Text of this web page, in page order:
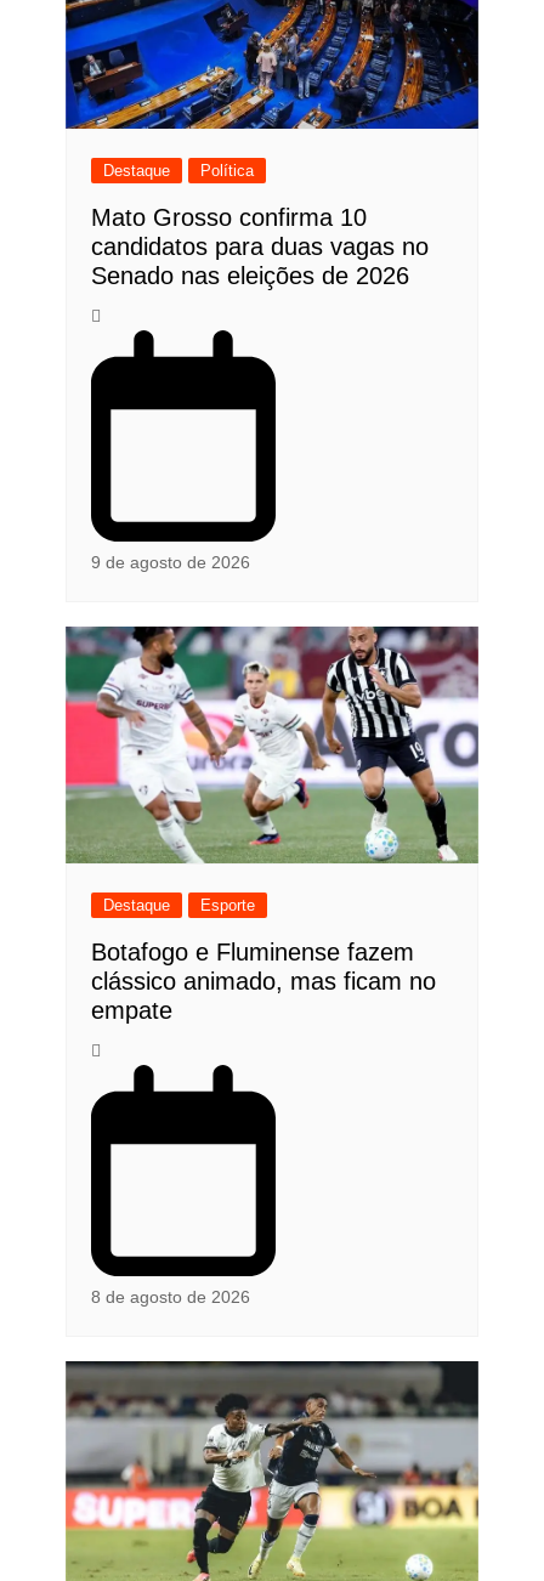
Destaque Política
Mato Grosso confirma 10
candidatos para duas vagas no
Senado nas eleições de 2026
9 de agosto de 2026
Destaque Esporte
Botafogo e Fluminense fazem
clássico animado, mas ficam no
empate
8 de agosto de 2026